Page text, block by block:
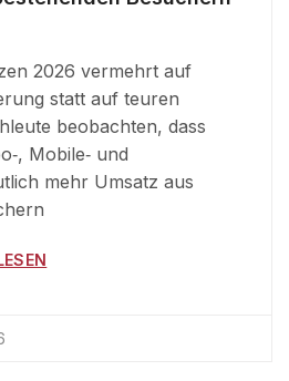
2026 vermehrt auf
statt auf teuren
beobachten, dass
Mobile‑ und
mehr Umsatz aus